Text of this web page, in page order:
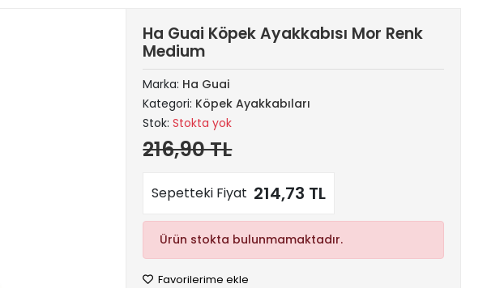
Ha Guai Köpek Ayakkabısı Mor Renk
Medium
Marka: Ha Guai
Kategori: Köpek Ayakkabıları
Stok:Stokta yok
216,90 TL
Sepetteki Fiyat 214,73 TL
Ürün stokta bulunmamaktadır.
Favorilerime ekle